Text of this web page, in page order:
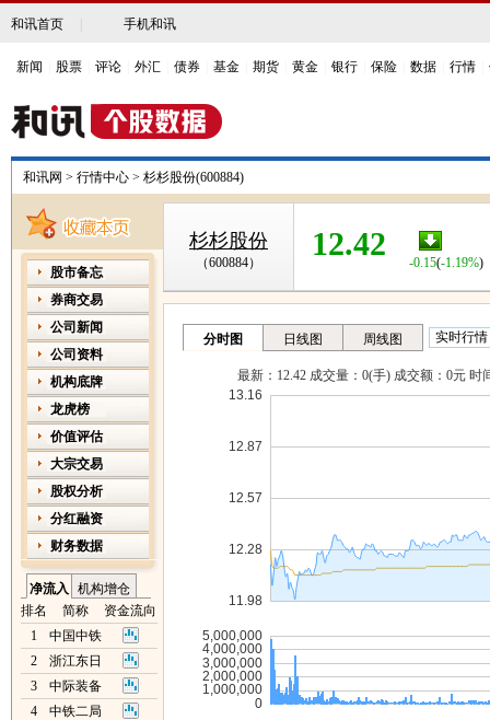
和讯首页 手机和讯
新闻 股票 评论 外汇 债券 基金 期货 黄金 银行 保险 数据 行情
和讯网 > 行情中心 > 杉杉股份(600884)
股市备忘
券商交易
公司新闻
公司资料
机构底牌
龙虎榜
价值评估
大宗交易
股权分析
分红融资
财务数据
净流入
机构增仓
排名
简称
资金流向
1
中国中铁
2
浙江东日
3
中际装备
4
中铁二局
杉杉股份
（600884）
12.42 -0.15(-1.19%)